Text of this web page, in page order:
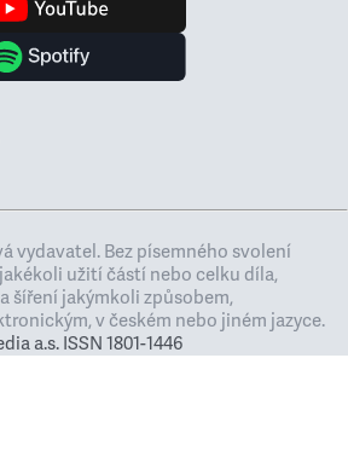
vydavatel. Bez písemného svolení
užití částí nebo celku díla,
šíření jakýmkoli způsobem,
v českém nebo jiném jazyce.
a.s. ISSN 1801-1446